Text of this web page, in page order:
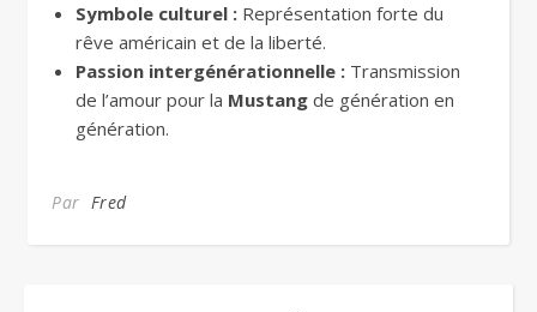
Symbole culturel : Représentation forte du
rêve américain et de la liberté.
Passion intergénérationnelle : Transmission
de l’amour pour la Mustang de génération en
génération.
Par Fred